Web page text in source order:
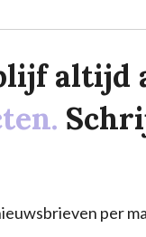
altijd
per